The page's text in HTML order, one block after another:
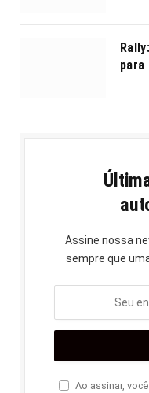
para
Assine nossa
sempre que
Ao assinar,